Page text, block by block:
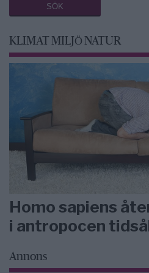
KLIMAT MILJÖ NATUR
Homo sapiens
i antropocen
Annons